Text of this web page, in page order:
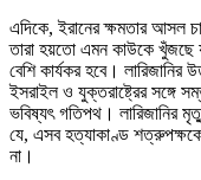
এদিকে, ইরানের ক্ষমতার আসল
তারা হয়তো এমন কাউকে খুঁজছে
বেশি কার্যকর হবে।
ইসরাইল ও যুক্তরাষ্ট্রের সঙ্গে
ভবিষ্যৎ গতিপথ। লারিজানির
যে, এসব হত্যাকাণ্ড শত্রুপক্ষকে
না।